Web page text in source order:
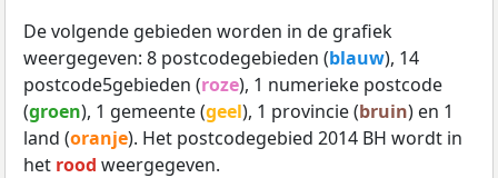
De volgende gebieden worden in de grafiek
weergegeven: 8 postcodegebieden (blauw), 14
postcode5gebieden (roze), 1 numerieke postcode
(groen), 1 gemeente (geel), 1 provincie (bruin) en 1
land (oranje). Het postcodegebied 2014 BH wordt in
het rood weergegeven.